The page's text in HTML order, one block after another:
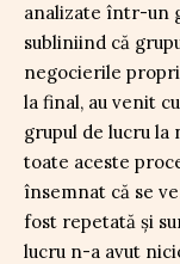
analizate într-un
subliniind că
negocierile
la final, au venit
grupul de lucru la
toate aceste
însemnat că se
fost repetată și
lucru n-a avut